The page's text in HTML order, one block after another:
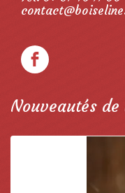
Nouveautés